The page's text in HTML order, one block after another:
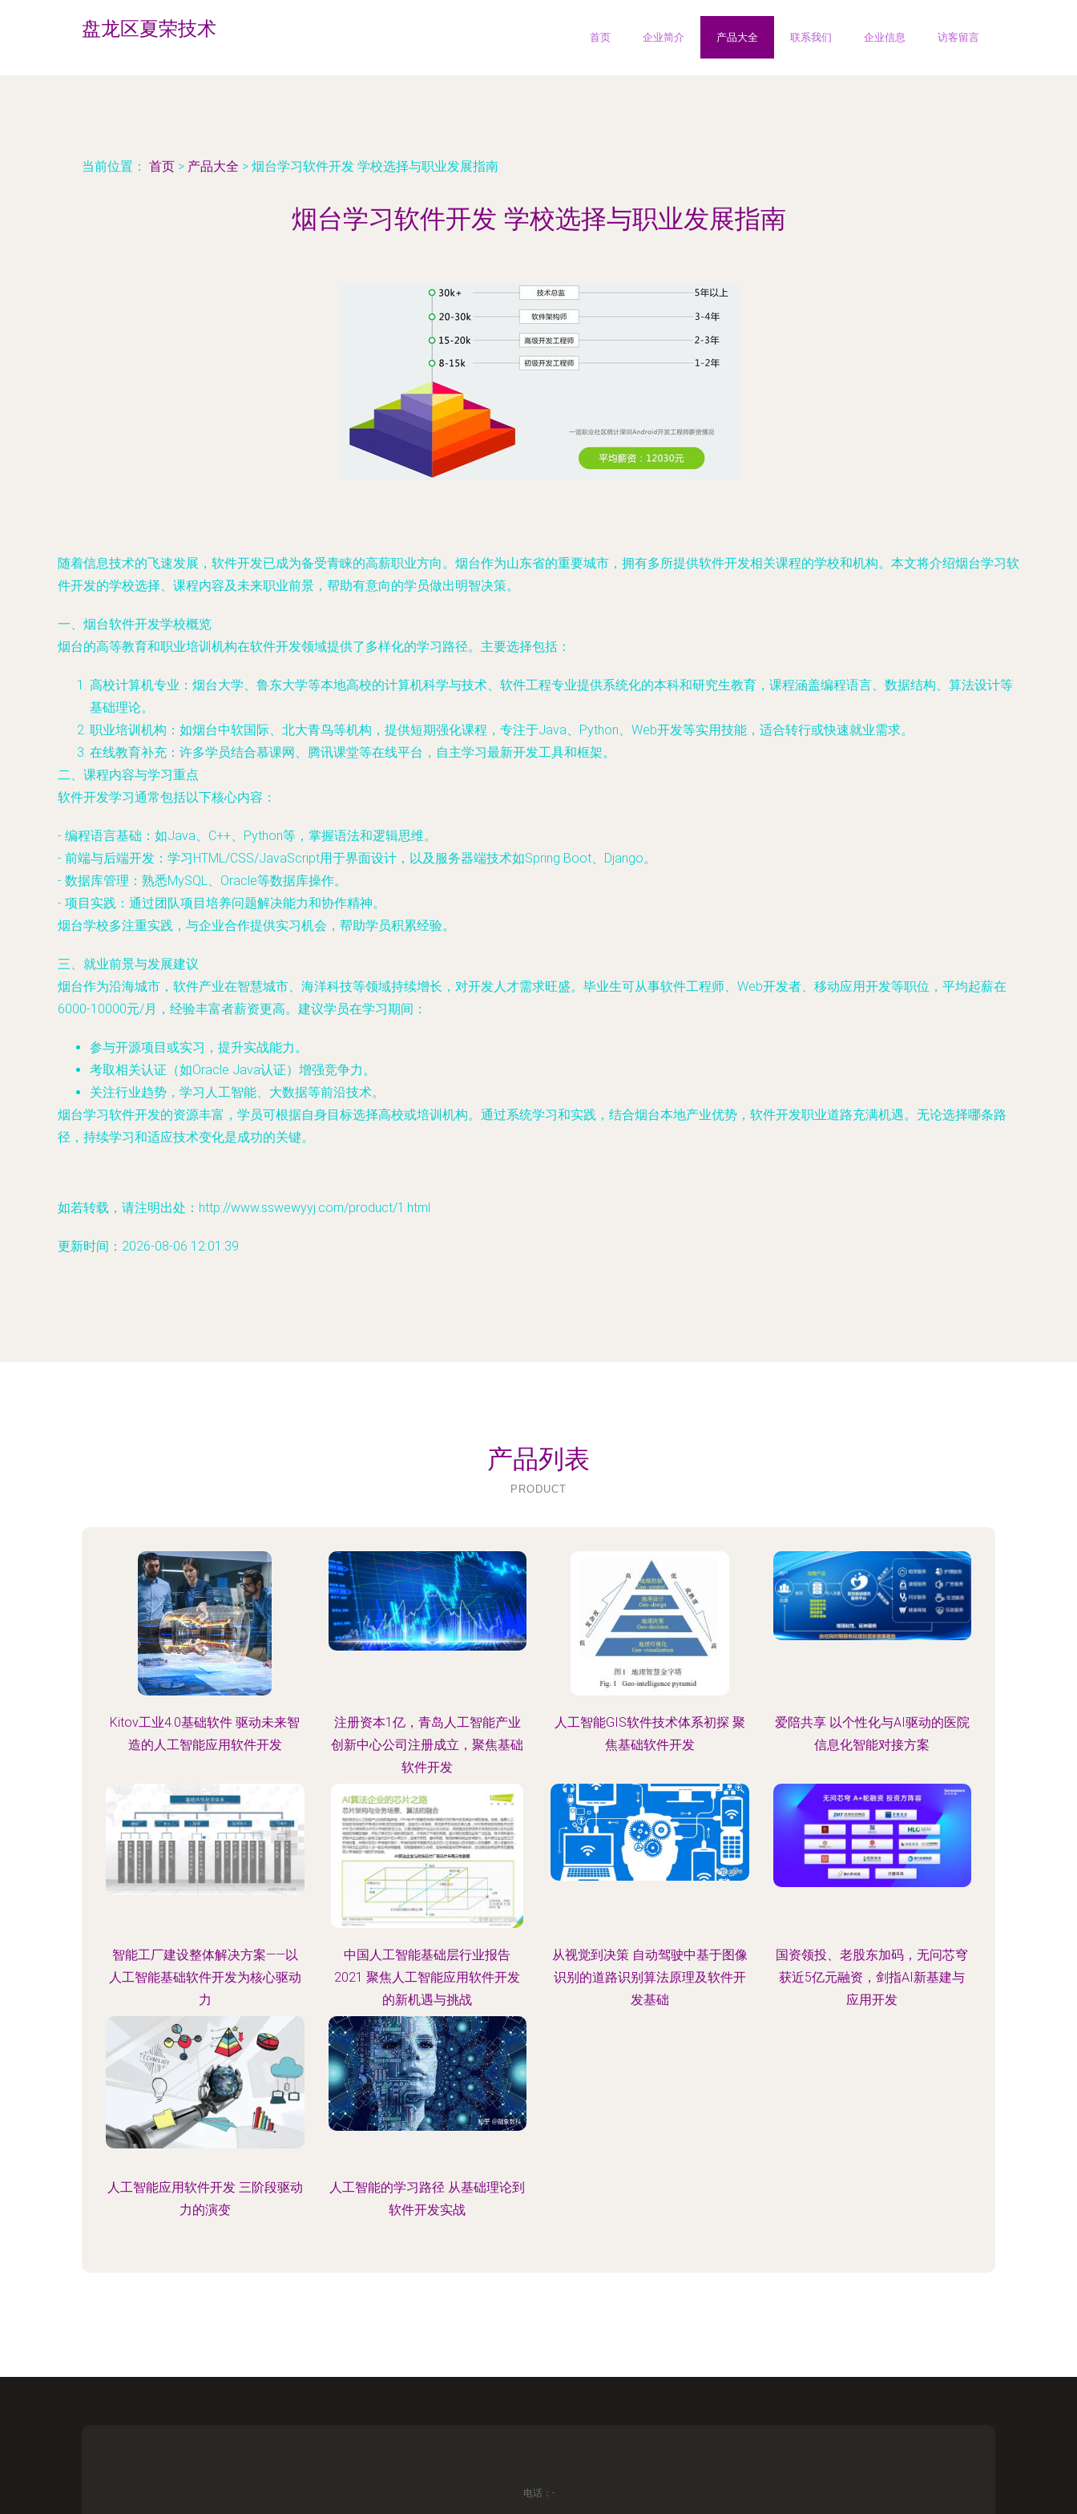
盘龙区夏荣技术 首页 企业简介 产品大全 联系我们 企业信息 访客留言
当前位置： 首页 > 产品大全 > 烟台学习软件开发 学校选择与职业发展指南
烟台学习软件开发 学校选择与职业发展指南
随着信息技术的飞速发展，软件开发已成为备受青睐的高薪职业方向。烟台作为山东省的重要城市，拥有多所提供软件开发相关课程的学校和机构。本文将介绍烟台学习软
件开发的学校选择、课程内容及未来职业前景，帮助有意向的学员做出明智决策。
一、烟台软件开发学校概览
烟台的高等教育和职业培训机构在软件开发领域提供了多样化的学习路径。主要选择包括：
高校计算机专业：烟台大学、鲁东大学等本地高校的计算机科学与技术、软件工程专业提供系统化的本科和研究生教育，课程涵盖编程语言、数据结构、算法设计等
基础理论。
职业培训机构：如烟台中软国际、北大青鸟等机构，提供短期强化课程，专注于Java、Python、Web开发等实用技能，适合转行或快速就业需求。
在线教育补充：许多学员结合慕课网、腾讯课堂等在线平台，自主学习最新开发工具和框架。
二、课程内容与学习重点
软件开发学习通常包括以下核心内容：
- 编程语言基础：如Java、C++、Python等，掌握语法和逻辑思维。
- 前端与后端开发：学习HTML/CSS/JavaScript用于界面设计，以及服务器端技术如Spring Boot、Django。
- 数据库管理：熟悉MySQL、Oracle等数据库操作。
- 项目实践：通过团队项目培养问题解决能力和协作精神。
烟台学校多注重实践，与企业合作提供实习机会，帮助学员积累经验。
三、就业前景与发展建议
烟台作为沿海城市，软件产业在智慧城市、海洋科技等领域持续增长，对开发人才需求旺盛。毕业生可从事软件工程师、Web开发者、移动应用开发等职位，平均起薪在
6000-10000元/月，经验丰富者薪资更高。建议学员在学习期间：
参与开源项目或实习，提升实战能力。
考取相关认证（如Oracle Java认证）增强竞争力。
关注行业趋势，学习人工智能、大数据等前沿技术。
烟台学习软件开发的资源丰富，学员可根据自身目标选择高校或培训机构。通过系统学习和实践，结合烟台本地产业优势，软件开发职业道路充满机遇。无论选择哪条路
径，持续学习和适应技术变化是成功的关键。
如若转载，请注明出处：http://www.sswewyyj.com/product/1.html
更新时间：2026-08-06 12:01:39
产品列表
PRODUCT
Kitov工业4.0基础软件 驱动未来智
造的人工智能应用软件开发
注册资本1亿，青岛人工智能产业
创新中心公司注册成立，聚焦基础
软件开发
人工智能GIS软件技术体系初探 聚
焦基础软件开发
爱陪共享 以个性化与AI驱动的医院
信息化智能对接方案
智能工厂建设整体解决方案——以
人工智能基础软件开发为核心驱动
力
中国人工智能基础层行业报告
2021 聚焦人工智能应用软件开发
的新机遇与挑战
从视觉到决策 自动驾驶中基于图像
识别的道路识别算法原理及软件开
发基础
国资领投、老股东加码，无问芯穹
获近5亿元融资，剑指AI新基建与
应用开发
人工智能应用软件开发 三阶段驱动
力的演变
人工智能的学习路径 从基础理论到
软件开发实战
电话：-